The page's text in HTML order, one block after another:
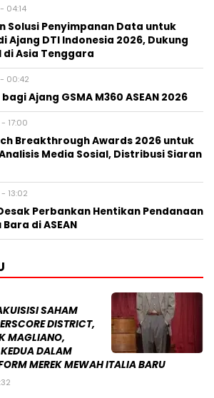
04:14
Solusi Penyimpanan Data untuk
Ajang DTI Indonesia 2026, Dukung
di Asia Tenggara
00:42
Ajang GSMA M360 ASEAN 2026
17:00
Breakthrough Awards 2026 untuk
Media Sosial, Distribusi Siaran
13:02
Perbankan Hentikan Pendanaan
di ASEAN
SAHAM
DISTRICT,
MAGLIANO,
DALAM
MEREK MEWAH ITALIA BARU